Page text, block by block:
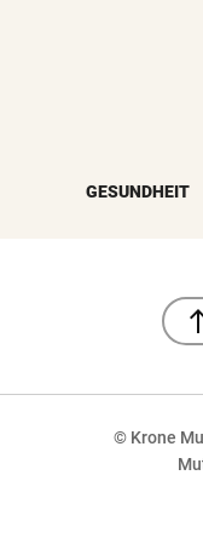
GESUNDHEIT
© Krone